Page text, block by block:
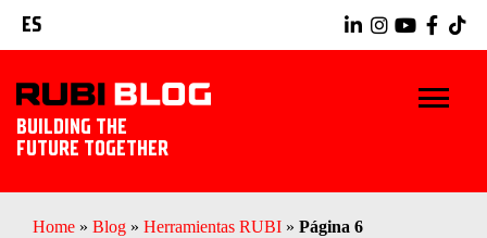
ES
BUILDING THE
FUTURE TOGETHER
INICIO
Home » Blog » Herramientas RUBI » Página 6